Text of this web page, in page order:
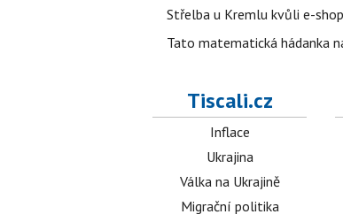
Střelba u Kremlu kvůli e-
Tato matematická hádanka
Tiscali.cz
Inflace
Ukrajina
Válka na Ukrajině
Migrační politika